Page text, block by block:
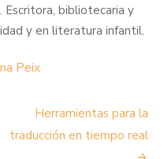
Escritora, bibliotecaria y
y en literatura infantil.
Peix
Herramientas para la
traducción en tiempo real